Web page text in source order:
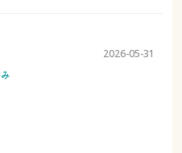
2026-05-31